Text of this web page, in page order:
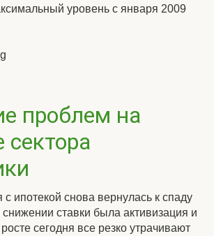
уровень с января 2009
проблем на
ипотекой снова вернулась к спаду
ставки была активизация и
сегодня все резко утрачивают